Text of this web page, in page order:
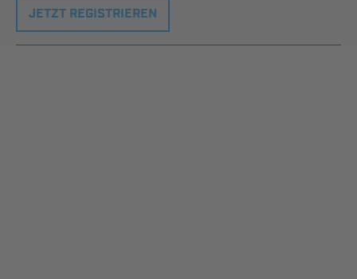
JETZT REGISTRIEREN